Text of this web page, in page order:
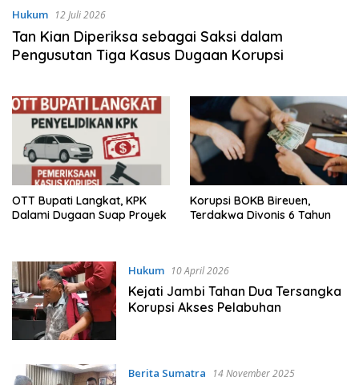
Hukum 12 Juli 2026
Tan Kian Diperiksa sebagai Saksi dalam
Pengusutan Tiga Kasus Dugaan Korupsi
OTT Bupati Langkat, KPK
Dalami Dugaan Suap Proyek
Korupsi BOKB Bireuen,
Terdakwa Divonis 6 Tahun
Hukum 10 April 2026
Kejati Jambi Tahan Dua Tersangka
Korupsi Akses Pelabuhan
Berita Sumatra 14 November 2025